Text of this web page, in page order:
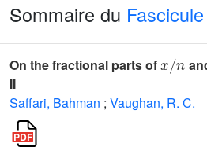
Sommaire du
On the fractional parts of
n
II
Saffari, Bahman ; Vaughan, R. C.